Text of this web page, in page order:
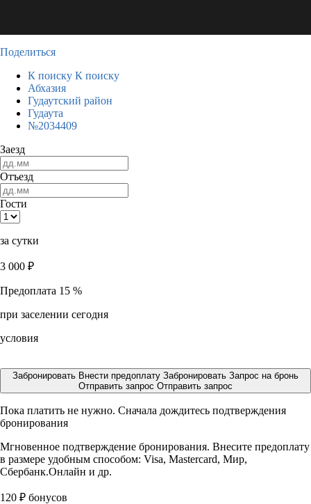
Поделиться
К поиску К поиску
Абхазия
Гудаутский район
Гудаута
№2034409
Заезд
Отъезд
Гости
за сутки
3 000 ₽
Предоплата 15 %
при заселении сегодня
условия
Забронировать Внести предоплату Забронировать Запрос на бронь
Отправить запрос Отправить запрос
Пока платить не нужно. Сначала дождитесь подтверждения
бронирования
Мгновенное подтверждение бронирования. Внесите предоплату
в размере удобным способом: Visa, Mastercard, Мир,
Сбербанк.Онлайн и др.
120 ₽ бонусов